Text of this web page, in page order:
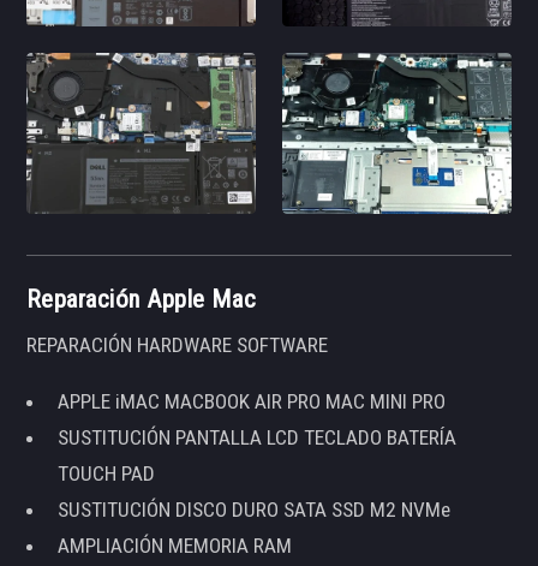
Reparación Apple Mac
REPARACIÓN HARDWARE SOFTWARE
APPLE iMAC MACBOOK AIR PRO MAC MINI PRO
SUSTITUCIÓN PANTALLA LCD TECLADO BATERÍA
TOUCH PAD
SUSTITUCIÓN DISCO DURO SATA SSD M2 NVMe
AMPLIACIÓN MEMORIA RAM